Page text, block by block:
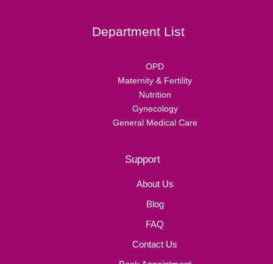
Department List
OPD
Maternity & Fertility
Nutrition
Gynecology
General Medical Care
Support
About Us
Blog
FAQ
Contact Us